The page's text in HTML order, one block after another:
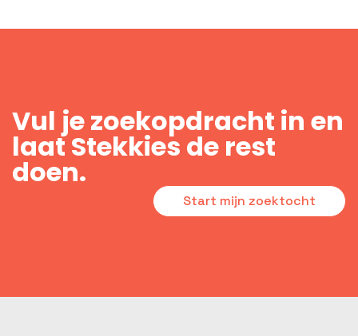
Vul je zoekopdracht in en
laat Stekkies de rest
doen.
Start mijn zoektocht